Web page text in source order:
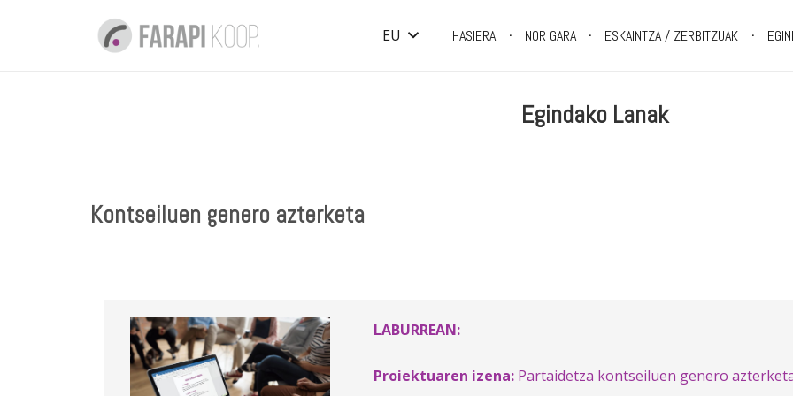
EU HASIERA NOR GARA ESKAINTZA / ZERBITZUAK
Egindako Lanak
Kontseiluen genero azterketa
LABURREAN:
Proiektuaren izena:Partaidetza kontseiluen genero